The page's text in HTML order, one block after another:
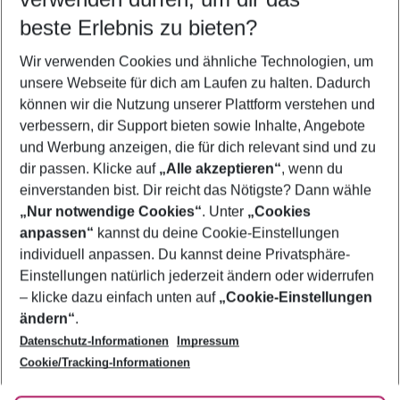
5-8 Nächte
2 Erwachsene Keine Kinder
Mehr Filter anzeigen
Footer
Footer navigation
Über uns
AGB
Bestpreisgarantie
Cookie-Einstellungen ändern
Cookie-Richtlinie
Agenturbetreuung
Barrierefreies Reisen
Folge uns
beste Erlebnis zu bieten?
Wir verwenden Cookies und ähnliche Technologien, um
unsere Webseite für dich am Laufen zu halten. Dadurch
können wir die Nutzung unserer Plattform verstehen und
verbessern, dir Support bieten sowie Inhalte, Angebote
und Werbung anzeigen, die für dich relevant sind und zu
dir passen. Klicke auf „Alle akzeptieren“, wenn du
einverstanden bist. Dir reicht das Nötigste? Dann wähle
„Nur notwendige Cookies“. Unter „Cookies
anpassen“ kannst du deine Cookie-Einstellungen
individuell anpassen. Du kannst deine Privatsphäre-
Einstellungen natürlich jederzeit ändern oder widerrufen
– klicke dazu einfach unten auf „Cookie-Einstellungen
ändern“.
Datenschutz-Informationen
Impressum
Cookie/Tracking-Informationen